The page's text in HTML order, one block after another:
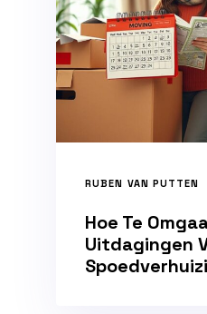
RUBEN VAN PUTTEN
Hoe Te
Uitdagingen